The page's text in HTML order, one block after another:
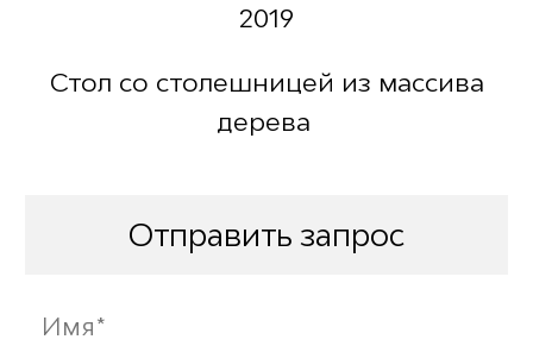
2019
Стол со столешницей из массива
дерева
Отправить запрос